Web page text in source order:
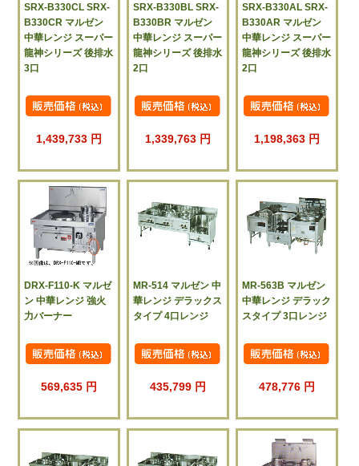
SRX-B330CL SRX-
B330CR マルゼン
中華レンジ スーパー
龍神シリーズ 後排水
3口
1,439,733 円
SRX-B330BL SRX-
B330BR マルゼン
中華レンジ スーパー
龍神シリーズ 後排水
2口
1,339,763 円
SRX-B330AL SRX-
B330AR マルゼン
中華レンジ スーパー
龍神シリーズ 後排水
2口
1,198,363 円
DRX-F110-K マルゼ
ン 中華レンジ 強火
力バーナー
569,635 円
MR-514 マルゼン 中
華レンジ デラックス
タイプ 4口レンジ
435,799 円
MR-563B マルゼン
中華レンジ デラック
スタイプ 3口レンジ
478,776 円